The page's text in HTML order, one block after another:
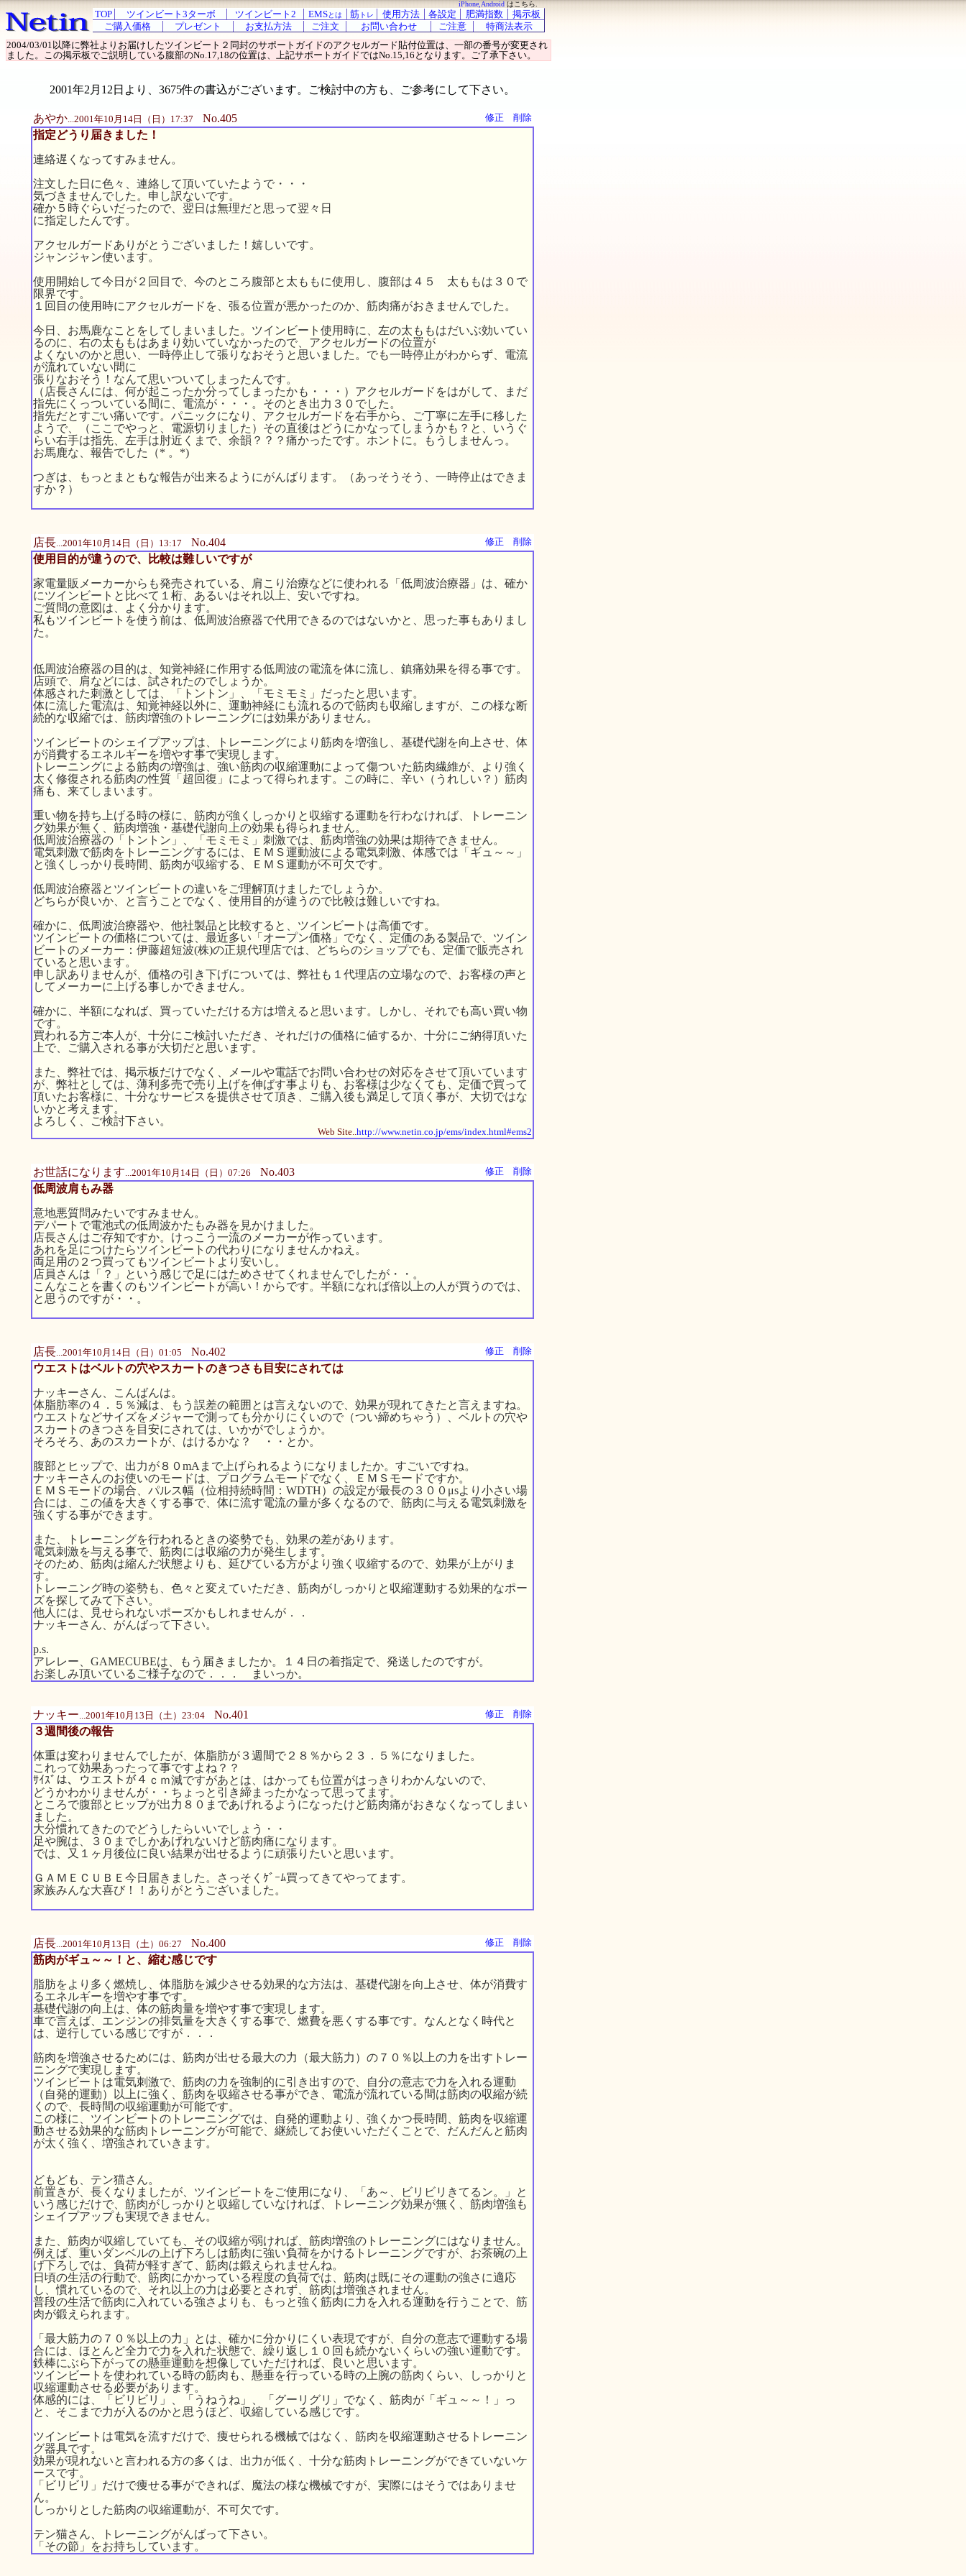
iPhone,Android はこちら.
TOP ツインビート3ターボ ツインビート2 EMSとは 筋 トレ 使用方法 各設定 肥満指数
掲示板
ご購入価格
プレゼント お支払方法 ご注文 お問い合わせ ご注意
特商法表示
2004/03/01以降に弊社よりお届けしたツインビート２同封のサポートガイドのアクセルガード貼付位置は、一部の番号が変更され
ました。この掲示板でご説明している腹部のNo.17,18の位置は、上記サポートガイドではNo.15,16となります。ご了承下さい。
2001年2月12日より、3675件の書込がございます。ご検討中の方も、ご参考にして下さい。
あやか...2001年10月14日（日）17:37 No.405 修正 削除
指定どうり届きました！
連絡遅くなってすみません。
注文した日に色々、連絡して頂いていたようで・・・
気づきませんでした。申し訳ないです。
確か５時ぐらいだったので、翌日は無理だと思って翌々日
に指定したんです。
アクセルガードありがとうございました！嬉しいです。
ジャンジャン使います。
使用開始して今日が２回目で、今のところ腹部と太ももに使用し、腹部は４５ 太ももは３０で
限界です。
１回目の使用時にアクセルガードを、張る位置が悪かったのか、筋肉痛がおきませんでした。
今日、お馬鹿なことをしてしまいました。ツインビート使用時に、左の太ももはだいぶ効いてい
るのに、右の太ももはあまり効いていなかったので、アクセルガードの位置が
よくないのかと思い、一時停止して張りなおそうと思いました。でも一時停止がわからず、電流
が流れていない間に
張りなおそう！なんて思いついてしまったんです。
（店長さんには、何が起こったか分ってしまったかも・・・）アクセルガードをはがして、まだ
指先にくっついている間に、電流が・・・。そのとき出力３０でした。
指先だとすごい痛いです。パニックになり、アクセルガードを右手から、ご丁寧に左手に移した
ようで、（ここでやっと、電源切りました）その直後はどうにかなってしまうかも？と、いうぐ
らい右手は指先、左手は肘近くまで、余韻？？？痛かったです。ホントに。もうしませんっ。
お馬鹿な、報告でした（* 。*)
つぎは、もっとまともな報告が出来るようにがんばります。（あっそうそう、一時停止はできま
すか？）
店長...2001年10月14日（日）13:17 No.404 修正 削除
使用目的が違うので、比較は難しいですが
家電量販メーカーからも発売されている、肩こり治療などに使われる「低周波治療器」は、確か
にツインビートと比べて１桁、あるいはそれ以上、安いですね。
ご質問の意図は、よく分かります。
私もツインビートを使う前は、低周波治療器で代用できるのではないかと、思った事もありまし
た。
低周波治療器の目的は、知覚神経に作用する低周波の電流を体に流し、鎮痛効果を得る事です。
店頭で、肩などには、試されたのでしょうか。
体感された刺激としては、「トントン」、「モミモミ」だったと思います。
体に流した電流は、知覚神経以外に、運動神経にも流れるので筋肉も収縮しますが、この様な断
続的な収縮では、筋肉増強のトレーニングには効果がありません。
ツインビートのシェイプアップは、トレーニングにより筋肉を増強し、基礎代謝を向上させ、体
が消費するエネルギーを増やす事で実現します。
トレーニングによる筋肉の増強は、強い筋肉の収縮運動によって傷ついた筋肉繊維が、より強く
太く修復される筋肉の性質「超回復」によって得られます。この時に、辛い（うれしい？）筋肉
痛も、来てしまいます。
重い物を持ち上げる時の様に、筋肉が強くしっかりと収縮する運動を行わなければ、トレーニン
グ効果が無く、筋肉増強・基礎代謝向上の効果も得られません。
低周波治療器の「トントン」、「モミモミ」刺激では、筋肉増強の効果は期待できません。
電気刺激で筋肉をトレーニングするには、ＥＭＳ運動波による電気刺激、体感では「ギュ～～」
と強くしっかり長時間、筋肉が収縮する、ＥＭＳ運動が不可欠です。
低周波治療器とツインビートの違いをご理解頂けましたでしょうか。
どちらが良いか、と言うことでなく、使用目的が違うので比較は難しいですね。
確かに、低周波治療器や、他社製品と比較すると、ツインビートは高価です。
ツインビートの価格については、最近多い「オープン価格」でなく、定価のある製品で、ツイン
ビートのメーカー：伊藤超短波(株)の正規代理店では、どちらのショップでも、定価で販売され
ていると思います。
申し訳ありませんが、価格の引き下げについては、弊社も１代理店の立場なので、お客様の声と
してメーカーに上げる事しかできません。
確かに、半額になれば、買っていただける方は増えると思います。しかし、それでも高い買い物
です。
買われる方ご本人が、十分にご検討いただき、それだけの価格に値するか、十分にご納得頂いた
上で、ご購入される事が大切だと思います。
また、弊社では、掲示板だけでなく、メールや電話でお問い合わせの対応をさせて頂いています
が、弊社としては、薄利多売で売り上げを伸ばす事よりも、お客様は少なくても、定価で買って
頂いたお客様に、十分なサービスを提供させて頂き、ご購入後も満足して頂く事が、大切ではな
いかと考えます。
よろしく、ご検討下さい。
Web Site..http://www.netin.co.jp/ems/index.html#ems2
お世話になります...2001年10月14日（日）07:26 No.403 修正 削除
低周波肩もみ器
意地悪質問みたいですみません。
デパートで電池式の低周波かたもみ器を見かけました。
店長さんはご存知ですか。けっこう一流のメーカーが作っています。
あれを足につけたらツインビートの代わりになりませんかねえ。
両足用の２つ買ってもツインビートより安いし。
店員さんは「？」という感じで足にはためさせてくれませんでしたが・・。
こんなことを書くのもツインビートが高い！からです。半額になれば倍以上の人が買うのでは、
と思うのですが・・。
店長...2001年10月14日（日）01:05 No.402 修正 削除
ウエストはベルトの穴やスカートのきつさも目安にされては
ナッキーさん、こんばんは。
体脂肪率の４．５％減は、もう誤差の範囲とは言えないので、効果が現れてきたと言えますね。
ウエストなどサイズをメジャーで測っても分かりにくいので（つい締めちゃう）、ベルトの穴や
スカートのきつさを目安にされては、いかがでしょうか。
そろそろ、あのスカートが、はけるかな？ ・・とか。
腹部とヒップで、出力が８０mAまで上げられるようになりましたか。すごいですね。
ナッキーさんのお使いのモードは、プログラムモードでなく、ＥＭＳモードですか。
ＥＭＳモードの場合、パルス幅（位相持続時間：WDTH）の設定が最長の３００μsより小さい場
合には、この値を大きくする事で、体に流す電流の量が多くなるので、筋肉に与える電気刺激を
強くする事ができます。
また、トレーニングを行われるときの姿勢でも、効果の差があります。
電気刺激を与える事で、筋肉には収縮の力が発生します。
そのため、筋肉は縮んだ状態よりも、延びている方がより強く収縮するので、効果が上がりま
す。
トレーニング時の姿勢も、色々と変えていただき、筋肉がしっかりと収縮運動する効果的なポー
ズを探してみて下さい。
他人には、見せられないポーズかもしれませんが．．
ナッキーさん、がんばって下さい。
p.s.
アレレー、GAMECUBEは、もう届きましたか。１４日の着指定で、発送したのですが。
お楽しみ頂いているご様子なので．．． まいっか。
ナッキー...2001年10月13日（土）23:04 No.401 修正 削除
３週間後の報告
体重は変わりませんでしたが、体脂肪が３週間で２８％から２３．５％になりました。
これって効果あったって事ですよね？？
ｻｲｽﾞは、ウエストが４ｃｍ減ですがあとは、はかっても位置がはっきりわかんないので、
どうかわかりませんが・・ちょっと引き締まったかなって思ってます。
ところで腹部とヒップが出力８０まであげれるようになったけど筋肉痛がおきなくなってしまい
ました。
大分慣れてきたのでどうしたらいいでしょう・・
足や腕は、３０までしかあげれないけど筋肉痛になります。
では、又１ヶ月後位に良い結果が出せるように頑張りたいと思います。
ＧＡＭＥＣＵＢＥ今日届きました。さっそくｹﾞｰﾑ買ってきてやってます。
家族みんな大喜び！！ありがとうございました。
店長...2001年10月13日（土）06:27 No.400 修正 削除
筋肉がギュ～～！と、縮む感じです
脂肪をより多く燃焼し、体脂肪を減少させる効果的な方法は、基礎代謝を向上させ、体が消費す
るエネルギーを増やす事です。
基礎代謝の向上は、体の筋肉量を増やす事で実現します。
車で言えば、エンジンの排気量を大きくする事で、燃費を悪くする事です。なんとなく時代と
は、逆行している感じですが．．．
筋肉を増強させるためには、筋肉が出せる最大の力（最大筋力）の７０％以上の力を出すトレー
ニングで実現します。
ツインビートは電気刺激で、筋肉の力を強制的に引き出すので、自分の意志で力を入れる運動
（自発的運動）以上に強く、筋肉を収縮させる事ができ、電流が流れている間は筋肉の収縮が続
くので、長時間の収縮運動が可能です。
この様に、ツインビートのトレーニングでは、自発的運動より、強くかつ長時間、筋肉を収縮運
動させる効果的な筋肉トレーニングが可能で、継続してお使いいただくことで、だんだんと筋肉
が太く強く、増強されていきます。
どもども、テン猫さん。
前置きが、長くなりましたが、ツインビートをご使用になり、「あ～、ビリビリきてるン。」と
いう感じだけで、筋肉がしっかりと収縮していなければ、トレーニング効果が無く、筋肉増強も
シェイプアップも実現できません。
また、筋肉が収縮していても、その収縮が弱ければ、筋肉増強のトレーニングにはなりません。
例えば、重いダンベルの上げ下ろしは筋肉に強い負荷をかけるトレーニングですが、お茶碗の上
げ下ろしでは、負荷が軽すぎて、筋肉は鍛えられませんね。
日頃の生活の行動で、筋肉にかかっている程度の負荷では、筋肉は既にその運動の強さに適応
し、慣れているので、それ以上の力は必要とされず、筋肉は増強されません。
普段の生活で筋肉に入れている強さよりも、もっと強く筋肉に力を入れる運動を行うことで、筋
肉が鍛えられます。
「最大筋力の７０％以上の力」とは、確かに分かりにくい表現ですが、自分の意志で運動する場
合には、ほとんど全力で力を入れた状態で、繰り返し１０回も続かないくらいの強い運動です。
鉄棒にぶら下がっての懸垂運動を想像していただければ、良いと思います。
ツインビートを使われている時の筋肉も、懸垂を行っている時の上腕の筋肉くらい、しっかりと
収縮運動させる必要があります。
体感的には、「ビリビリ」、「うねうね」、「グーリグリ」でなく、筋肉が「ギュ～～！」っ
と、そこまで力が入るのかと思うほど、収縮している感じです。
ツインビートは電気を流すだけで、痩せられる機械ではなく、筋肉を収縮運動させるトレーニン
グ器具です。
効果が現れないと言われる方の多くは、出力が低く、十分な筋肉トレーニングができていないケ
ースです。
「ビリビリ」だけで痩せる事ができれば、魔法の様な機械ですが、実際にはそうではありませ
ん。
しっかりとした筋肉の収縮運動が、不可欠です。
テン猫さん、トレーニングがんばって下さい。
「その節」をお持ちしています。